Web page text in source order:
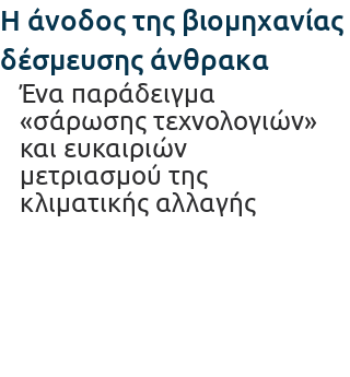
Η άνοδος της βιομηχανίας
δέσμευσης άνθρακα
Ένα παράδειγμα
«σάρωσης τεχνολογιών»
και ευκαιριών
μετριασμού της
κλιματικής αλλαγής